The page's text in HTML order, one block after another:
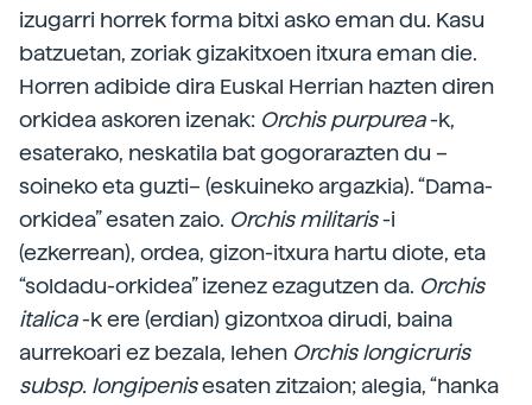
izugarri horrek forma bitxi asko eman du. Kasu
batzuetan, zoriak gizakitxoen itxura eman die.
Horren adibide dira Euskal Herrian hazten diren
orkidea askoren izenak: Orchis purpurea-k,
esaterako, neskatila bat gogorarazten du –
soineko eta guzti– (eskuineko argazkia). “Dama-
orkidea” esaten zaio. Orchis militaris-i
(ezkerrean), ordea, gizon-itxura hartu diote, eta
“soldadu-orkidea” izenez ezagutzen da. Orchis
italica-k ere (erdian) gizontxoa dirudi, baina
aurrekoari ez bezala, lehen Orchis longicruris
subsp. longipenisesaten zitzaion; alegia, “hanka